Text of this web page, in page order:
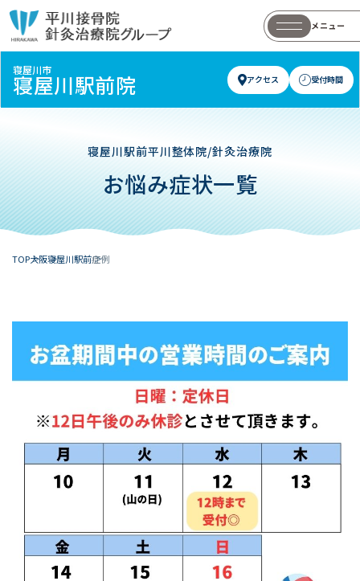
メニュー
寝屋川市
寝屋川駅前院 アクセス 受付時間
寝屋川駅前平川整体院/針灸治療院
お悩み症状一覧
TOP大阪寝屋川駅前症例